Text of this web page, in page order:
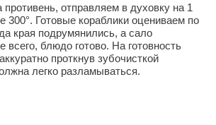
отправляем в духовку на 1
300°. Готовые кораблики оцениваем по
края подрумянились, а сало
всего, блюдо готово. На готовность
проткнув зубочисткой
легко разламываться.